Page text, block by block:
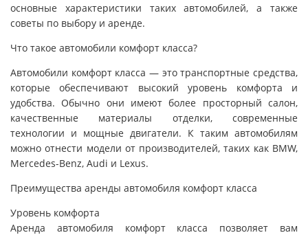
основные характеристики таких автомобилей, а также
советы по выбору и аренде.
Что такое автомобили комфорт класса?
Автомобили комфорт класса — это транспортные средства,
которые обеспечивают высокий уровень комфорта и
удобства. Обычно они имеют более просторный салон,
качественные материалы отделки, современные
технологии и мощные двигатели. К таким автомобилям
можно отнести модели от производителей, таких как BMW,
Mercedes-Benz, Audi и Lexus.
Преимущества аренды автомобиля комфорт класса
Уровень комфорта
Аренда автомобиля комфорт класса позволяет вам